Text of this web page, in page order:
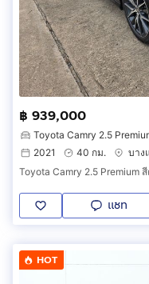
฿ 939,000
Toyota Camry 2.5
2021
40 กม.
บาง
Toyota Camry 2.5 Premium
แชท
HOT